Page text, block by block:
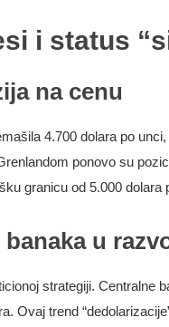
i status
na cenu
4.700 dolara po
ponovo su
granicu od 5.000 dolara
u
strategiji. Centralne
Ovaj trend